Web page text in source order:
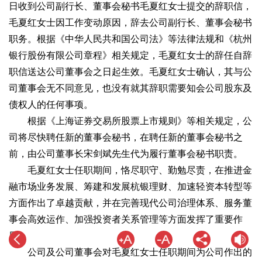
日收到公司副行长、董事会秘书毛夏红女士提交的辞职信，
毛夏红女士因工作变动原因，辞去公司副行长、董事会秘书
职务。根据《中华人民共和国公司法》等法律法规和《杭州
银行股份有限公司章程》相关规定，毛夏红女士的辞任自辞
职信送达公司董事会之日起生效。毛夏红女士确认，其与公
司董事会无不同意见，也没有就其辞职需要知会公司股东及
债权人的任何事项。
根据《上海证券交易所股票上市规则》等相关规定，公
司将尽快聘任新的董事会秘书，在聘任新的董事会秘书之
前，由公司董事长宋剑斌先生代为履行董事会秘书职责。
毛夏红女士任职期间，恪尽职守、勤勉尽责，在推进金
融市场业务发展、筹建和发展杭银理财、加速轻资本转型等
方面作出了卓越贡献，并在完善现代公司治理体系、服务董
事会高效运作、加强投资者关系管理等方面发挥了重要作
用。
公司及公司董事会对毛夏红女士任职期间为公司作出的